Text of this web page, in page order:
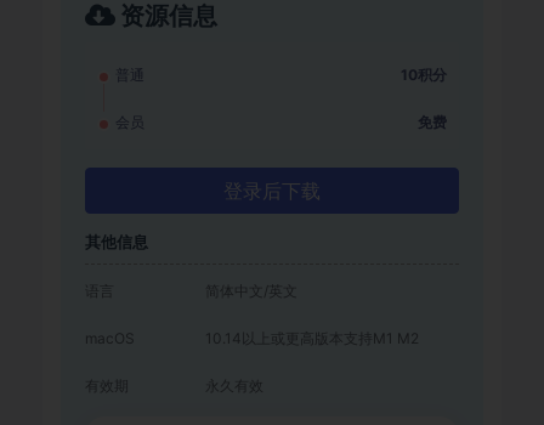
资源信息
普通 10积分
会员 免费
登录后下载
其他信息
语言 简体中文/英文
macOS 10.14以上或更高版本支持M1 M2
有效期 永久有效